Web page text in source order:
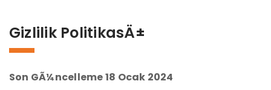
Gizlilik PolitikasÄ±
Son GÃ¼ncelleme 18 Ocak 2024